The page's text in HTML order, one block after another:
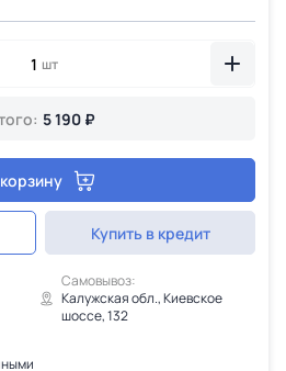
шт
5 190 ₽
Купить в кредит
Самовывоз:
Калужская обл., Киевское
шоссе, 132